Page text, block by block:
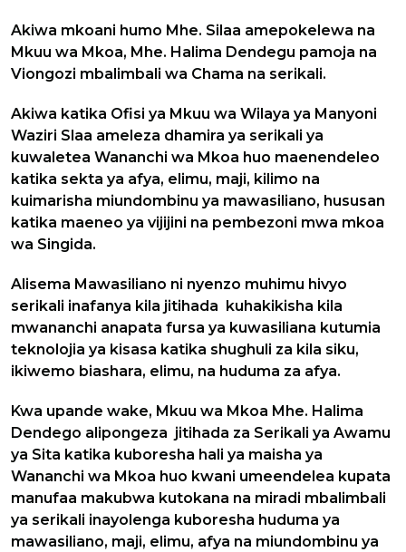
Akiwa mkoani humo Mhe. Silaa amepokelewa na
Mkuu wa Mkoa, Mhe. Halima Dendegu pamoja na
Viongozi mbalimbali wa Chama na serikali.
Akiwa katika Ofisi ya Mkuu wa Wilaya ya Manyoni
Waziri Slaa ameleza dhamira ya serikali ya
kuwaletea Wananchi wa Mkoa huo maenendeleo
katika sekta ya afya, elimu, maji, kilimo na
kuimarisha miundombinu ya mawasiliano, hususan
katika maeneo ya vijijini na pembezoni mwa mkoa
wa Singida.
Alisema Mawasiliano ni nyenzo muhimu hivyo
serikali inafanya kila jitihada kuhakikisha kila
mwananchi anapata fursa ya kuwasiliana kutumia
teknolojia ya kisasa katika shughuli za kila siku,
ikiwemo biashara, elimu, na huduma za afya.
Kwa upande wake, Mkuu wa Mkoa Mhe. Halima
Dendego alipongeza jitihada za Serikali ya Awamu
ya Sita katika kuboresha hali ya maisha ya
Wananchi wa Mkoa huo kwani umeendelea kupata
manufaa makubwa kutokana na miradi mbalimbali
ya serikali inayolenga kuboresha huduma ya
mawasiliano, maji, elimu, afya na miundombinu ya